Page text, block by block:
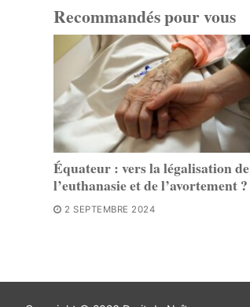
Recommandés pour vous
Équateur : vers la légalisation de
l’euthanasie et de l’avortement ?
2 SEPTEMBRE 2024